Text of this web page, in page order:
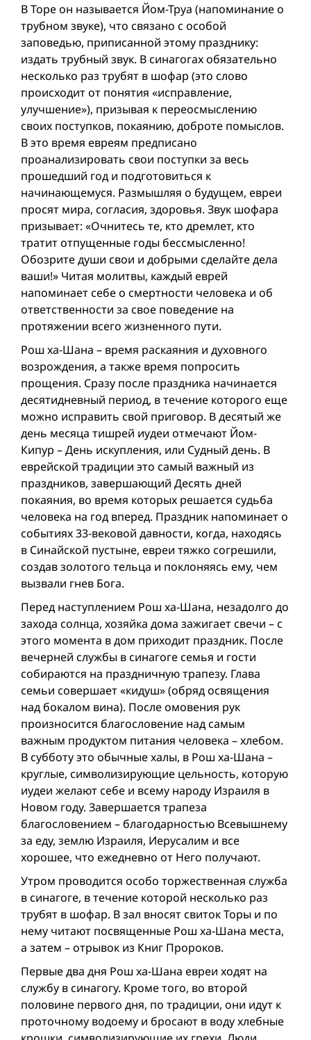
В Торе он называется Йом-Труа (напоминание о
трубном звуке), что связано с особой
заповедью, приписанной этому празднику:
издать трубный звук. В синагогах обязательно
несколько раз трубят в шофар (это слово
происходит от понятия «исправление,
улучшение»), призывая к переосмыслению
своих поступков, покаянию, доброте помыслов.
В это время евреям предписано
проанализировать свои поступки за весь
прошедший год и подготовиться к
начинающемуся. Размышляя о будущем, евреи
просят мира, согласия, здоровья. Звук шофара
призывает: «Очнитесь те, кто дремлет, кто
тратит отпущенные годы бессмысленно!
Обозрите души свои и добрыми сделайте дела
ваши!» Читая молитвы, каждый еврей
напоминает себе о смертности человека и об
ответственности за свое поведение на
протяжении всего жизненного пути.
Рош ха-Шана – время раскаяния и духовного
возрождения, а также время попросить
прощения. Сразу после праздника начинается
десятидневный период, в течение которого еще
можно исправить свой приговор. В десятый же
день месяца тишрей иудеи отмечают Йом-
Кипур – День искупления, или Судный день. В
еврейской традиции это самый важный из
праздников, завершающий Десять дней
покаяния, во время которых решается судьба
человека на год вперед. Праздник напоминает о
событиях 33-вековой давности, когда, находясь
в Синайской пустыне, евреи тяжко согрешили,
создав золотого тельца и поклоняясь ему, чем
вызвали гнев Бога.
Перед наступлением Рош ха-Шана, незадолго до
захода солнца, хозяйка дома зажигает свечи – с
этого момента в дом приходит праздник. После
вечерней службы в синагоге семья и гости
собираются на праздничную трапезу. Глава
семьи совершает «кидуш» (обряд освящения
над бокалом вина). После омовения рук
произносится благословение над самым
важным продуктом питания человека – хлебом.
В субботу это обычные халы, в Рош ха-Шана –
круглые, символизирующие цельность, которую
иудеи желают себе и всему народу Израиля в
Новом году. Завершается трапеза
благословением – благодарностью Всевышнему
за еду, землю Израиля, Иерусалим и все
хорошее, что ежедневно от Него получают.
Утром проводится особо торжественная служба
в синагоге, в течение которой несколько раз
трубят в шофар. В зал вносят свиток Торы и по
нему читают посвященные Рош ха-Шана места,
а затем – отрывок из Книг Пророков.
Первые два дня Рош ха-Шана евреи ходят на
службу в синагогу. Кроме того, во второй
половине первого дня, по традиции, они идут к
проточному водоему и бросают в воду хлебные